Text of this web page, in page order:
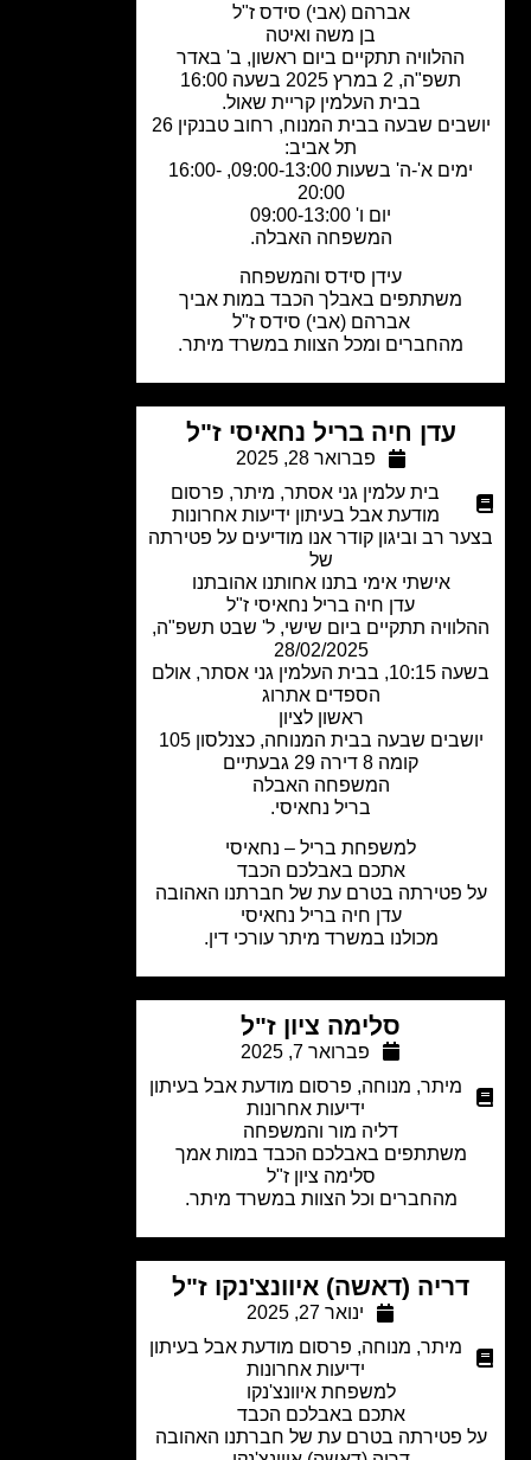
אברהם (אבי) סידס ז"ל
בן משה ואיטה
ההלוויה תתקיים ביום ראשון, ב' באדר
תשפ"ה, 2 במרץ 2025 בשעה 16:00
בבית העלמין קריית שאול.
יושבים שבעה בבית המנוח, רחוב טבנקין 26
תל אביב:
ימים א'-ה' בשעות 09:00-13:00, 16:00-
המשפחה האבלה.
עידן סידס והמשפחה
משתתפים באבלך הכבד במות אביך
אברהם (אבי) סידס ז"ל
מהחברים ומכל הצוות במשרד מיתר.
עדן חיה בריל נחאיסי ז"ל
פברואר 28, 2025
בית עלמין גני אסתר, מיתר,פרסום
מודעת אבל בעיתון ידיעות אחרונות
רב וביגון קודר אנו מודיעים על פטירתה
אישתי אימי בתנו אחותנו אהובתנו
עדן חיה בריל נחאיסי ז"ל
תתקיים ביום שישי, ל' שבט תשפ"ה,
28/02/2025
בשעה 10:15, בבית העלמין גני אסתר, אולם
הספדים אתרוג
ראשון לציון
שבעה בבית המנוחה, כצנלסון 105
המשפחה האבלה
בריל נחאיסי.
למשפחת בריל – נחאיסי
אתכם באבלכם הכבד
פטירתה בטרם עת של חברתנו האהובה
עדן חיה בריל נחאיסי
מכולנו במשרד מיתר עורכי דין.
סלימה ציון ז"ל
פברואר 7, 2025
מיתר, מנוחה, פרסום מודעת אבל בעיתון
ידיעות אחרונות
דליה מור והמשפחה
משתתפים באבלכם הכבד במות אמך
סלימה ציון ז"ל
מהחברים וכל הצוות במשרד מיתר.
דריה (דאשה) איוונצ'נקו ז"ל
ינואר 27, 2025
מיתר, מנוחה, פרסום מודעת אבל בעיתון
ידיעות אחרונות
למשפחת איוונצ'נקו
אתכם באבלכם הכבד
פטירתה בטרם עת של חברתנו האהובה